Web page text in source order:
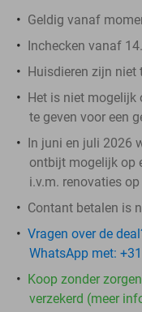
Geldig vanaf
Inchecken vanaf
Huisdieren zijn niet
Het is niet mogelijk
te geven voor een
In juni en juli 2026
ontbijt mogelijk op
i.v.m. renovaties
Contant betalen is
Vragen over de
WhatsApp met:
Koop zonder
verzekerd (meer